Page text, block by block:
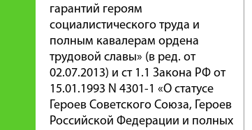
гарантий героям
социалистического труда и
полным кавалерам ордена
трудовой славы» (в ред. от
02.07.2013) и ст 1.1 Закона РФ от
15.01.1993 N 4301-1 «О статусе
Героев Советского Союза, Героев
Российской Федерации и полных